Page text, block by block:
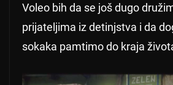
Voleo bih da se još dugo
prijateljima iz detinjstva i da
sokaka pamtimo do kraja